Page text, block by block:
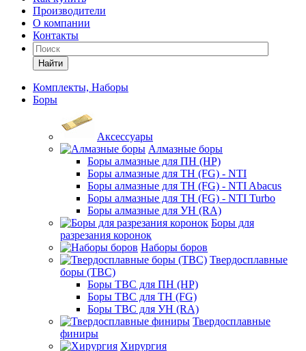
Производители
О компании
Контакты
Найти
Комплекты, Наборы
Боры
Аксессуары
Алмазные боры
Боры алмазные для ПН (HP)
Боры алмазные для ТН (FG) - NTI
Боры алмазные для ТН (FG) - NTI Abacus
Боры алмазные для ТН (FG) - NTI Turbo
Боры алмазные для УН (RA)
Боры для
разрезания коронок
Наборы боров
Твердосплавные
боры (ТВС)
Боры ТВС для ПН (HP)
Боры ТВС для ТН (FG)
Боры ТВС для УН (RA)
Твердосплавные
финиры
Хирургия